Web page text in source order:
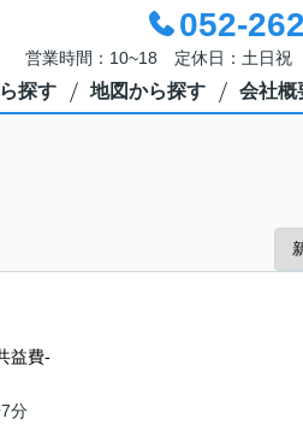
052-
営業時間：10~18 定休日：土日祝（
探す 地図から探す 会社概
益費-
分